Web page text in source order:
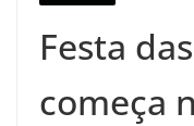
Festa
começa